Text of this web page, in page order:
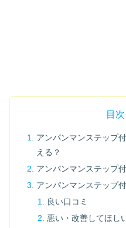
目次
アンパンマンステップ
える？
アンパンマンステップ
アンパンマンステップ
良い口コミ
悪い・改善してほし